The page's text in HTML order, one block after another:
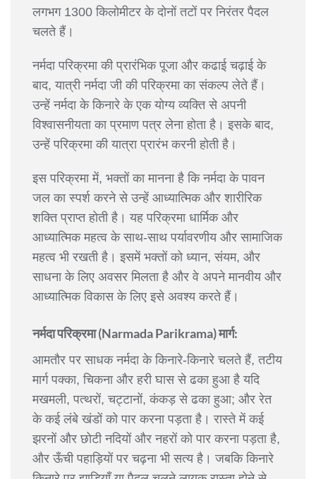
लगभग 1300 किलोमीटर के दोनों तटों पर निरंतर पैदल
चलते हैं।
नर्मदा परिक्रमा की प्रारंभिक पूजा और कढाई चढ़ाई के
बाद, यात्री नर्मदा जी की परिक्रमा का संकल्प लेते हैं।
उन्हें नर्मदा के किनारे के एक योग्य व्यक्ति से अपनी
विश्वासनीयता का प्रमाण पत्र लेना होता है। इसके बाद,
उन्हें परिक्रमा की यात्रा प्रारंभ करनी होती है।
इस परिक्रमा में, भक्तों का मानना है कि नर्मदा के पावन
जल का स्पर्श करने से उन्हें आध्यात्मिक और शारीरिक
शक्ति प्राप्त होती है। यह परिक्रमा धार्मिक और
आध्यात्मिक महत्व के साथ-साथ पर्यावरणीय और सामाजिक
महत्व भी रखती है। इसमें भक्तों को ध्यान, संयम, और
साधना के लिए अवसर मिलता है और वे अपने मानवीय और
आध्यात्मिक विकास के लिए इसे अवश्य करते हैं।
नर्मदा परिक्रमा (Narmada Parikrama) मार्ग:
आमतौर पर साधक नर्मदा के किनारे-किनारे चलते हैं, तटीय
मार्ग पक्का, चिकना और हरी घास से ढका हुआ है यदि
मखमली, पत्थरों, चट्टानों, कंकड़ से ढका हुआ; और रेत
के कई लंबे खंडों को पार करना पड़ता है। रास्ते में कई
झरनों और छोटी नदियों और नहरों को पार करना पड़ता है,
और ऊँची पहाड़ियों पर चढ़ना भी सत्य है। जबकि किनारे